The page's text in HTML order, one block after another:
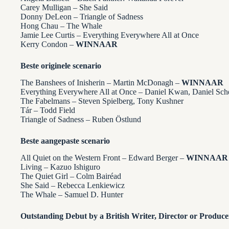
Carey Mulligan – She Said
Donny DeLeon – Triangle of Sadness
Hong Chau – The Whale
Jamie Lee Curtis – Everything Everywhere All at Once
Kerry Condon – WINNAAR
Beste originele scenario
The Banshees of Inisherin – Martin McDonagh – WINNAAR
Everything Everywhere All at Once – Daniel Kwan, Daniel
The Fabelmans – Steven Spielberg, Tony Kushner
Tár – Todd Field
Triangle of Sadness – Ruben Östlund
Beste aangepaste scenario
All Quiet on the Western Front – Edward Berger – WINNAAR
Living – Kazuo Ishiguro
The Quiet Girl – Colm Bairéad
She Said – Rebecca Lenkiewicz
The Whale – Samuel D. Hunter
Outstanding Debut by a British Writer, Director or